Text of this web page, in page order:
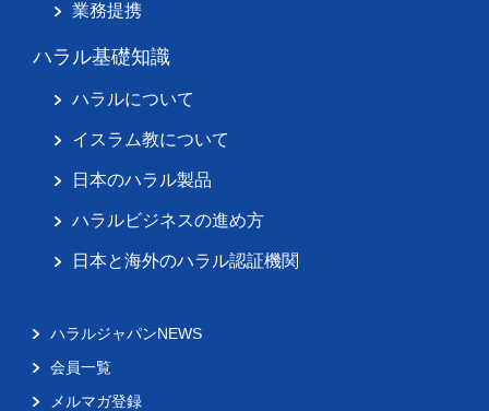
業務提携
ハラル基礎知識
ハラルについて
イスラム教について
日本のハラル製品
ハラルビジネスの進め方
日本と海外のハラル認証機関
ハラルジャパンNEWS
会員一覧
メルマガ登録